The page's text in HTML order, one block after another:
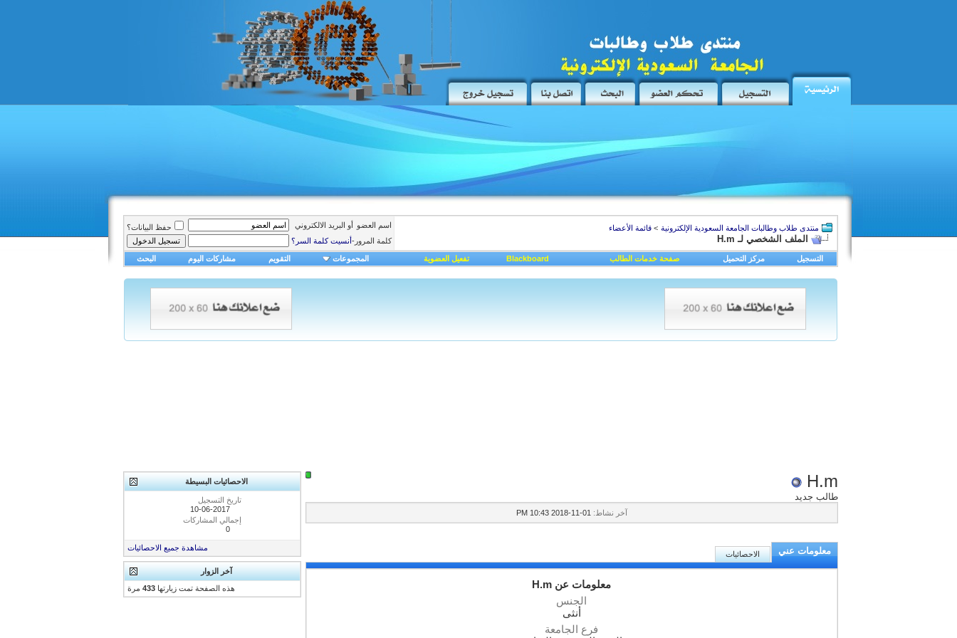
منتدى طلاب وطالبات الجامعة السعودية الإلكترونية >قائمة الأعضاء
الملف الشخصي لـ H.m
اسم العضو أو البريد الالكتروني
حفظ البيانات؟
كلمة المرور-أنسيت كلمة السر؟
التسجيل مركز التحميل صفحة خدمات الطالب Blackboard تفعيل العضوية المجموعات التقويم مشاركات اليوم البحث
H.m
طالب جديد
آخر نشاط: 10:43 PM
معلومات عني الاحصائيات
معلومات عن H.m
الجنس
أنثى
فرع الجامعة
الاحصائيات البسيطة
تاريخ التسجيل
10-06-2017
إجمالي المشاركات
0
مشاهدة جميع الاحصائيات
آخر الزوار
هذه الصفحة تمت زيارتها433 مرة